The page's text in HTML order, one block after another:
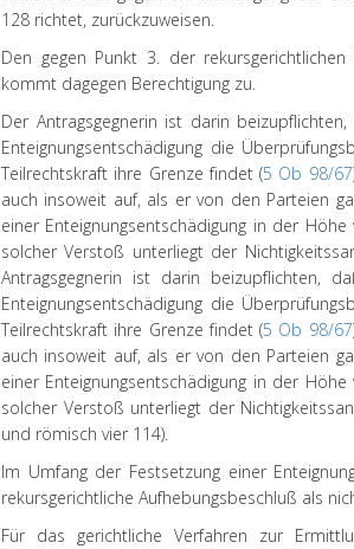
128 richtet, zurückzuweisen.
Den gegen Punkt 3. der
kommt dagegen Berechtigung zu.
Der Antragsgegnerin ist darin
Enteignungsentschädigung die
Teilrechtskraft ihre Grenze findet (5 Ob 98/67
auch insoweit auf, als er von den Parteien
einer Enteignungsentschädigung in der
solcher Verstoß unterliegt der
Antragsgegnerin ist darin beizupflichten,
Enteignungsentschädigung die
Teilrechtskraft ihre Grenze findet (5 Ob 98/67
auch insoweit auf, als er von den Parteien
einer Enteignungsentschädigung in der
solcher Verstoß unterliegt der
und römisch vier 114).
Im Umfang der Festsetzung einer
rekursgerichtliche Aufhebungsbeschluß als
Für das gerichtliche Verfahren zur